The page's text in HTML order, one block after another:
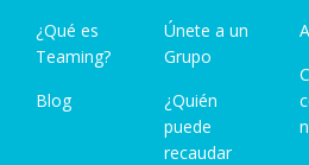
¿Qué es
Teaming?
Blog
Únete a un
Grupo
¿Quién
puede
recaudar